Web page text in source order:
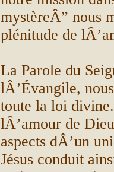
mystèreÂ” nous
plénitude de
La Parole du
lÂ’Évangile,
toute la loi
lÂ’amour de
aspects dÂ’un
Jésus conduit